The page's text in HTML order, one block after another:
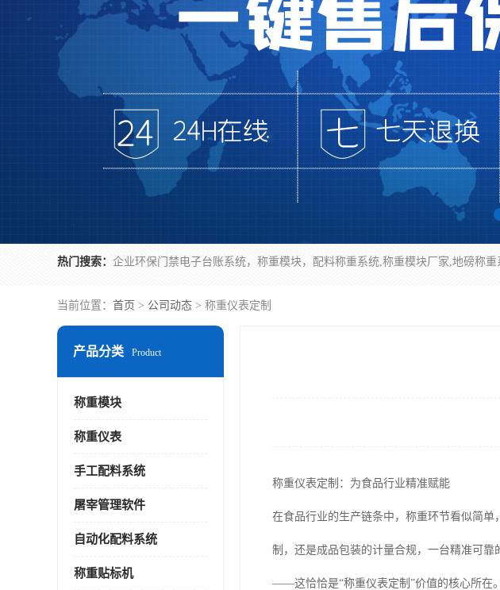
热门搜索：
当前位置： 首页 > 公司动态 > 称重仪表定制
产品分类 Product
称重模块
称重仪表
手工配料系统
屠宰管理软件
自动化配料系统
称重贴标机
称重仪表定制：为食品行业精准赋能
在食品行业的生产链条中，称重环节看似简
制，还是成品包装的计量合规，一台精准可
——这恰恰是“称重仪表定制”价值的核心所在。